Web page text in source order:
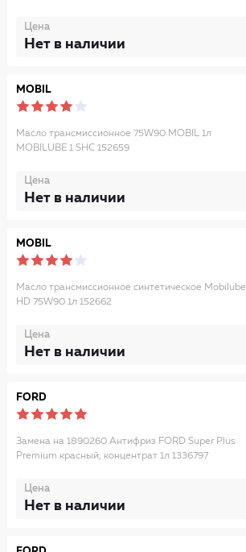
Цена
Нет в наличии
MOBIL
Масло трансмиссионное 75W90 MOBIL 1л
MOBILUBE 1 SHC 152659
Цена
Нет в наличии
MOBIL
Масло трансмиссионное синтетическое Mobilube
HD 75W90 1л 152662
Цена
Нет в наличии
FORD
Замена на 1890260 Антифриз FORD Super Plus
Premium красный, концентрат 1л 1336797
Цена
Нет в наличии